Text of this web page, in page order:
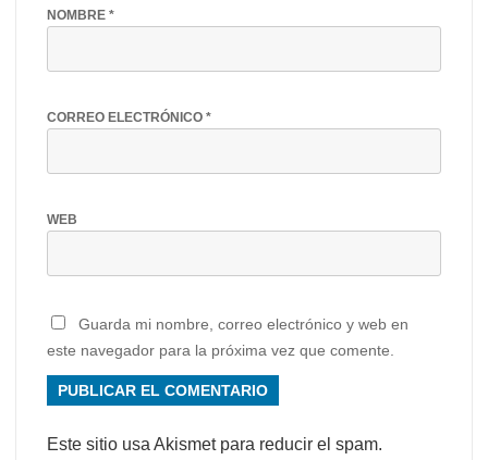
NOMBRE *
CORREO ELECTRÓNICO *
WEB
Guarda mi nombre, correo electrónico y web en
este navegador para la próxima vez que comente.
Este sitio usa Akismet para reducir el spam.